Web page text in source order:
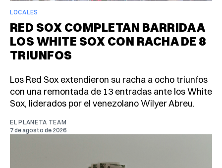
LOCALES
RED SOX COMPLETAN BARRIDA A
LOS WHITE SOX CON RACHA DE 8
TRIUNFOS
Los Red Sox extendieron su racha a ocho triunfos
con una remontada de 13 entradas ante los White
Sox, liderados por el venezolano Wilyer Abreu.
EL PLANETA TEAM
7 de agosto de 2026